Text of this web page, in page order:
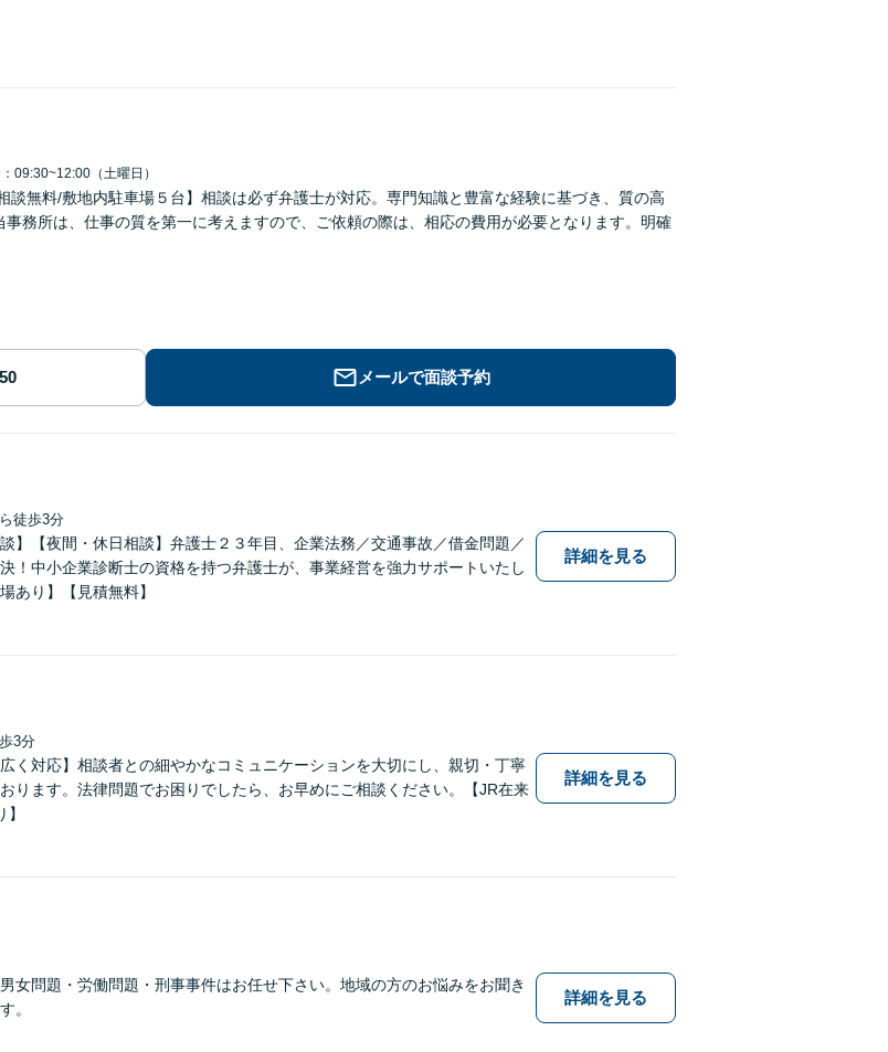
09:30~12:00（土曜日）
談無料/敷地内駐車場５台】相談は必ず弁護士が対応。専門知識と豊富な経験に基づき、質の高
事務所は、仕事の質を第一に考えますので、ご依頼の際は、相応の費用が必要となります。明確
メールで面談予約
徒歩3分
】【夜間・休日相談】弁護士２３年目、企業法務／交通事故／借金問題／
！中小企業診断士の資格を持つ弁護士が、事業経営を強力サポートいたし
あり】【見積無料】
詳細を見る
3分
く対応】相談者との細やかなコミュニケーションを大切にし、親切・丁寧
ります。法律問題でお困りでしたら、お早めにご相談ください。【JR在来
詳細を見る
女問題・労働問題・刑事事件はお任せ下さい。地域の方のお悩みをお聞き
。
詳細を見る